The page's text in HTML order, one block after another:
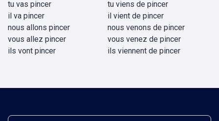
tu vas pincer
il va pincer
nous allons pincer
vous allez pincer
ils vont pincer
tu viens de pincer
il vient de pincer
nous venons de pincer
vous venez de pincer
ils viennent de pincer